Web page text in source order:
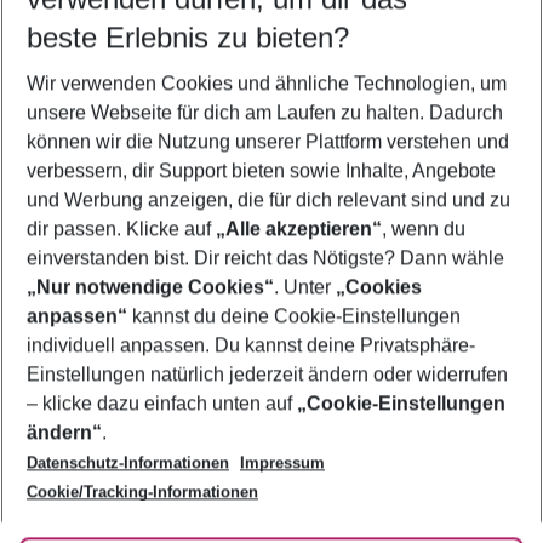
5-8 Nächte
2 Erwachsene Keine Kinder
Mehr Filter anzeigen
Footer
Footer navigation
Über uns
AGB
Bestpreisgarantie
Cookie-Einstellungen ändern
Cookie-Richtlinie
Agenturbetreuung
Barrierefreies Reisen
Folge uns
beste Erlebnis zu bieten?
Wir verwenden Cookies und ähnliche Technologien, um
unsere Webseite für dich am Laufen zu halten. Dadurch
können wir die Nutzung unserer Plattform verstehen und
verbessern, dir Support bieten sowie Inhalte, Angebote
und Werbung anzeigen, die für dich relevant sind und zu
dir passen. Klicke auf „Alle akzeptieren“, wenn du
einverstanden bist. Dir reicht das Nötigste? Dann wähle
„Nur notwendige Cookies“. Unter „Cookies
anpassen“ kannst du deine Cookie-Einstellungen
individuell anpassen. Du kannst deine Privatsphäre-
Einstellungen natürlich jederzeit ändern oder widerrufen
– klicke dazu einfach unten auf „Cookie-Einstellungen
ändern“.
Datenschutz-Informationen
Impressum
Cookie/Tracking-Informationen